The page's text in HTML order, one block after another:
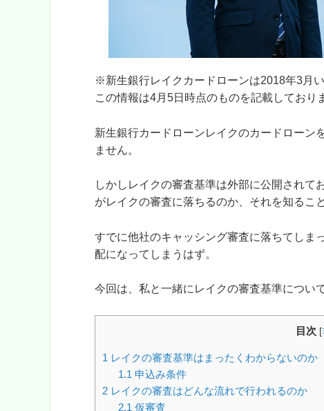
※新生銀行レイクカードローンは2018年3月
この情報は4月5日時点のものを記載しており
新生銀行カードローンレイクのカードローン
ません。
しかしレイクの審査基準は外部に公開されて
がレイクの審査に落ちるのか、それを知るこ
すでに他社のキャッシング審査に落ちてしま
配になってしまうはず。
今回は、私と一緒にレイクの審査基準につい
目次 [
1 レイクの審査基準はまったくわからないのか
1.1 申込み条件
2 レイクの審査はどんな流れで行われるのか
2.1 仮審査